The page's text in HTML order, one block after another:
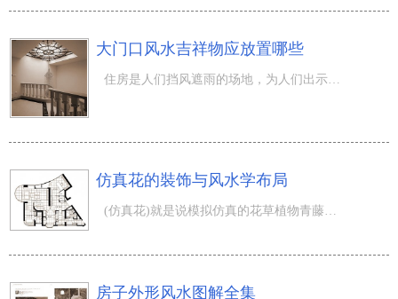
大门口风水吉祥物应放置哪些
住房是人们挡风遮雨的场地，为人们出示最终一条庇佑。在风水住宅你住房都是1个大的风水学电磁...
仿真花的裝饰与风水学布局
房子外形风水图解全集